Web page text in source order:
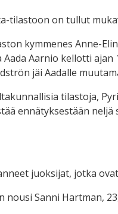
tilastoon on tullut
kymmenes Anne-
Aarnio kellotti
jäi Aadalle
tilastoja,
ennätyksestään neljä
juoksijat, jotka
nousi Sanni Hartman,